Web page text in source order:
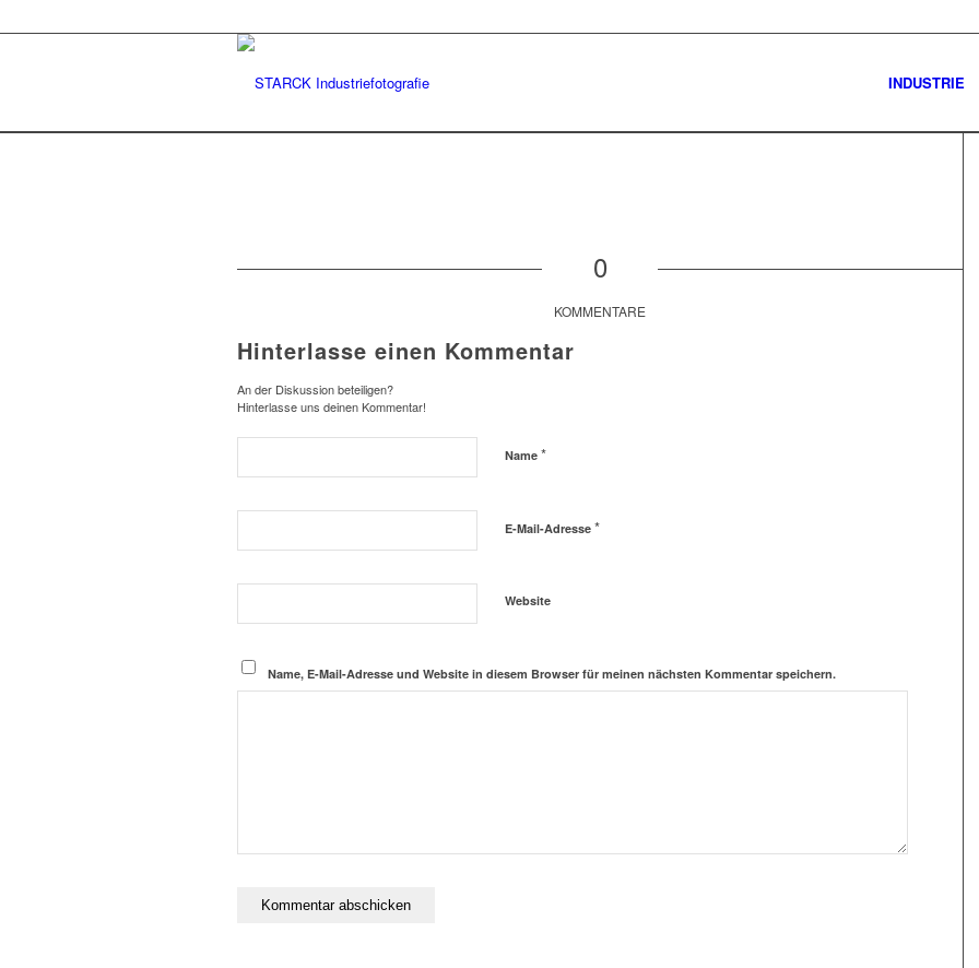
INDUSTRIE
0
KOMMENTARE
Hinterlasse einen Kommentar
An der Diskussion beteiligen?
Hinterlasse uns deinen Kommentar!
Name *
E-Mail-Adresse *
Website
Name, E-Mail-Adresse und Website in diesem Browser für meinen nächsten Kommentar speichern.